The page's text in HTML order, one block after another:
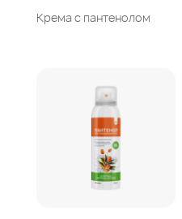
Крема с пантенолом